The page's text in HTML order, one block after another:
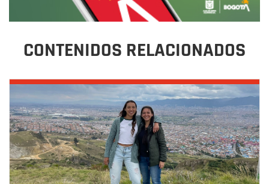
CONTENIDOS RELACIONADOS